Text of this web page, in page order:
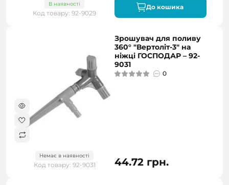
В наявності
Код товару: 92-9029
До кошика
Немає в наявності
Код товару: 92-9031
Зрошувач для поливу
360° "Вертоліт-3" на
ніжці ГОСПОДАР – 92-
9031
0
44.72 грн.